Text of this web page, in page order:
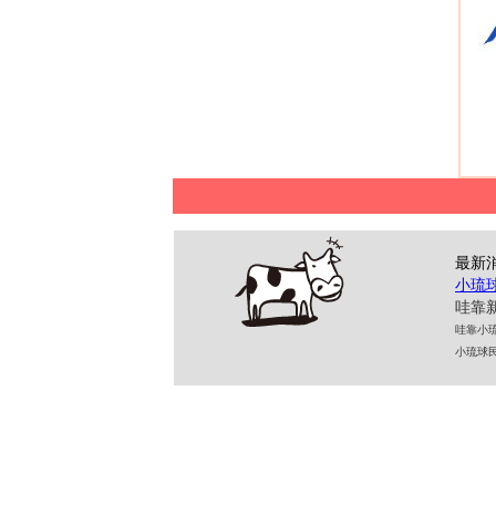
最新
小琉
哇靠
哇靠小
小琉球